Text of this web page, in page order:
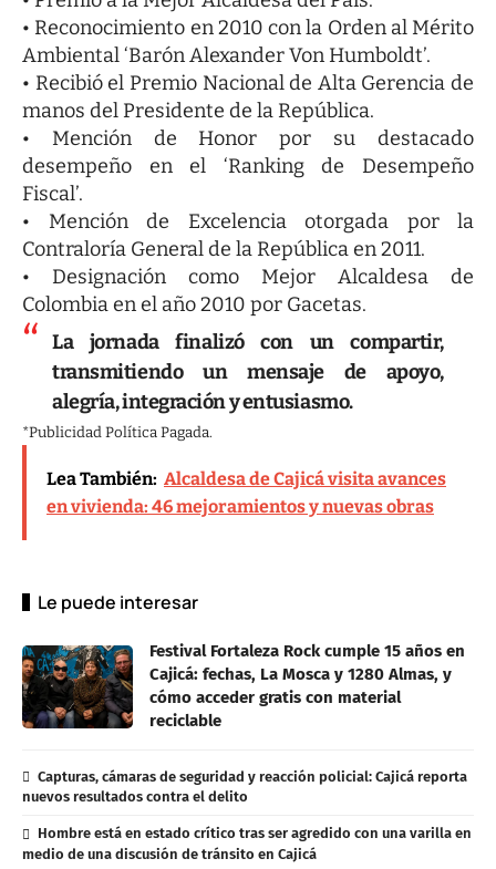
• Reconocimiento en 2010 con la Orden al Mérito
Ambiental ‘Barón Alexander Von Humboldt’.
• Recibió el Premio Nacional de Alta Gerencia de
manos del Presidente de la República.
• Mención de Honor por su destacado
desempeño en el ‘Ranking de Desempeño
Fiscal’.
• Mención de Excelencia otorgada por la
Contraloría General de la República en 2011.
• Designación como Mejor Alcaldesa de
Colombia en el año 2010 por Gacetas.
La jornada finalizó con un compartir,
transmitiendo un mensaje de apoyo,
alegría, integración y entusiasmo.
*Publicidad Política Pagada.
Lea También: Alcaldesa de Cajicá visita avances
en vivienda: 46 mejoramientos y nuevas obras
Le puede interesar
Festival Fortaleza Rock cumple 15 años en
Cajicá: fechas, La Mosca y 1280 Almas, y
cómo acceder gratis con material
reciclable
Capturas, cámaras de seguridad y reacción policial: Cajicá reporta
nuevos resultados contra el delito
Hombre está en estado crítico tras ser agredido con una varilla en
medio de una discusión de tránsito en Cajicá